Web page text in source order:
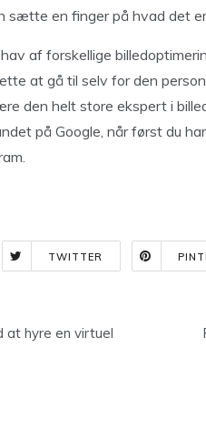
sætte en finger på hvad det
af forskellige
at gå til selv for den
den helt store ekspert i
på Google, når først du
TWITTER
at hyre en virtuel